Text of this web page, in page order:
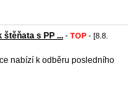
s PP ... - TOP - [8.8.
nabízí k odběru posledního